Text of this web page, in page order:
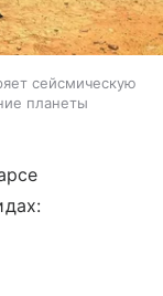
сейсмическую
планеты